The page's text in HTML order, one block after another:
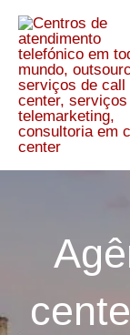
Pular
para
conteúdo